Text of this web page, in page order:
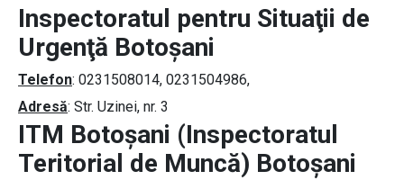
Inspectoratul pentru Situaţii de
Urgenţă Botoșani
Telefon: 0231508014, 0231504986,
Adresă: Str. Uzinei, nr. 3
ITM Botoșani (Inspectoratul
Teritorial de Muncă) Botoșani